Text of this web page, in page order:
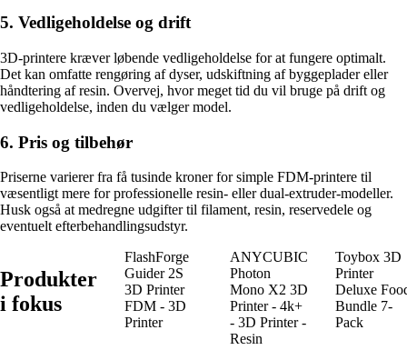
5. Vedligeholdelse og drift
3D-printere kræver løbende vedligeholdelse for at fungere optimalt.
Det kan omfatte rengøring af dyser, udskiftning af byggeplader eller
håndtering af resin. Overvej, hvor meget tid du vil bruge på drift og
vedligeholdelse, inden du vælger model.
6. Pris og tilbehør
Priserne varierer fra få tusinde kroner for simple FDM-printere til
væsentligt mere for professionelle resin- eller dual-extruder-modeller.
Husk også at medregne udgifter til filament, resin, reservedele og
eventuelt efterbehandlingsudstyr.
Produkter
i fokus
FlashForge
Guider 2S
3D Printer
FDM - 3D
Printer
ANYCUBIC
Photon
Mono X2 3D
Printer - 4k+
- 3D Printer -
Resin
Toybox 3D
Printer
Deluxe
Bundle 7-
Pack